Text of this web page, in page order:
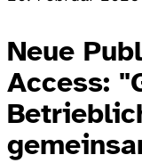
Neue
Access: